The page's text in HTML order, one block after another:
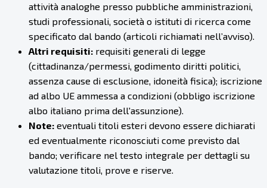
attività analoghe presso pubbliche amministrazioni,
studi professionali, società o istituti di ricerca come
specificato dal bando (articoli richiamati nell’avviso).
Altri requisiti: requisiti generali di legge
(cittadinanza/permessi, godimento diritti politici,
assenza cause di esclusione, idoneità fisica); iscrizione
ad albo UE ammessa a condizioni (obbligo iscrizione
albo italiano prima dell'assunzione).
Note: eventuali titoli esteri devono essere dichiarati
ed eventualmente riconosciuti come previsto dal
bando; verificare nel testo integrale per dettagli su
valutazione titoli, prove e riserve.